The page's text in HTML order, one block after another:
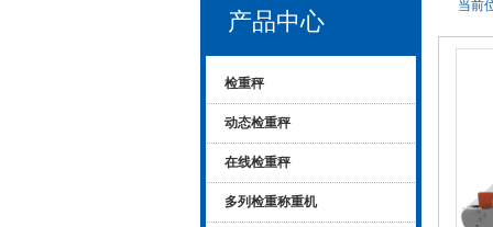
产品中心
检重秤
动态检重秤
在线检重秤
多列检重称重机
当前